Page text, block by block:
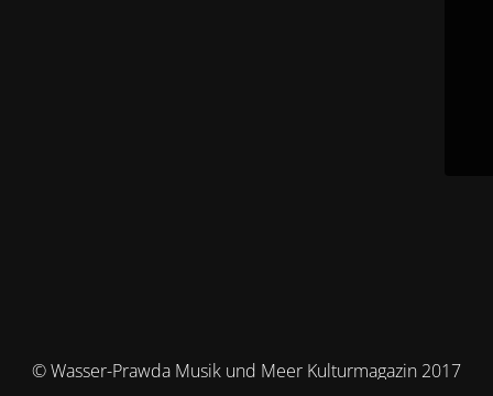
© Wasser-Prawda Musik und Meer Kulturmagazin 2017